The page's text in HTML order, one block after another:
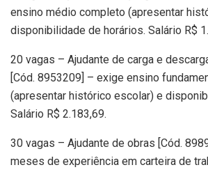
ensino médio completo (apresentar
disponibilidade de horários. Salário R$
20 vagas – Ajudante de carga e
[Cód. 8953209] – exige ensino
(apresentar histórico escolar) e
Salário R$ 2.183,69.
30 vagas – Ajudante de obras [Cód.
meses de experiência em carteira de